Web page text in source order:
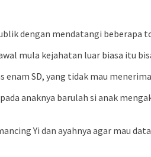
dengan mendatangi beberapa
mula kejahatan luar biasa itu
SD, yang tidak mau
anaknya barulah si anak
Yi dan ayahnya agar mau